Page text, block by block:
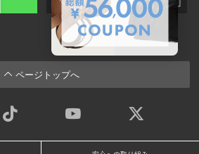
BUYMA会員だけの
ポイント還元サービス
ページトップへ